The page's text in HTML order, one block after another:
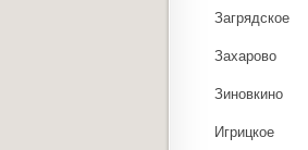
Загрядское
Захарово
Зиновкино
Игрицкое